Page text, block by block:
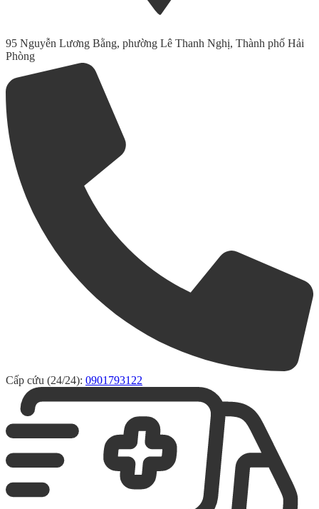
95 Nguyễn Lương Bằng, phường Lê Thanh Nghị, Thành phố Hải
Phòng
Cấp cứu (24/24): 0901793122